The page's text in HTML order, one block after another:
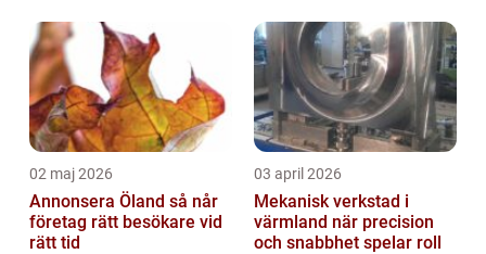
02 maj 2026
Annonsera Öland så når
företag rätt besökare vid
rätt tid
03 april 2026
Mekanisk verkstad i
värmland när precision
och snabbhet spelar roll